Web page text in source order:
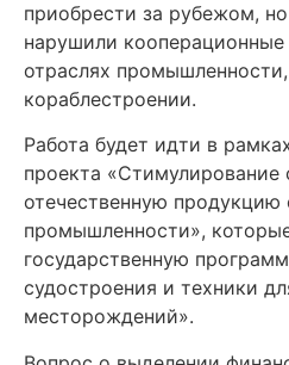
приобрести за рубежом,
нарушили кооперационные
отраслях
кораблестроении.
Работа будет идти в
проекта «Стимулирование
отечественную продукцию
промышленности»,
государственную
судостроения и техники
месторождений».